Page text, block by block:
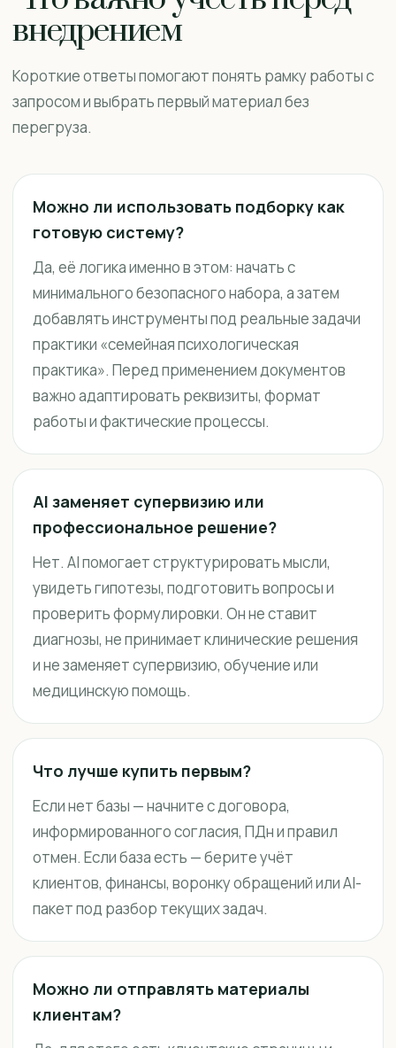
внедрением
Короткие ответы помогают понять рамку работы с
запросом и выбрать первый материал без
перегруза.
Можно ли использовать подборку как
готовую систему?
Да, её логика именно в этом: начать с
минимального безопасного набора, а затем
добавлять инструменты под реальные задачи
практики «семейная психологическая
практика». Перед применением документов
важно адаптировать реквизиты, формат
работы и фактические процессы.
AI заменяет супервизию или
профессиональное решение?
Нет. AI помогает структурировать мысли,
увидеть гипотезы, подготовить вопросы и
проверить формулировки. Он не ставит
диагнозы, не принимает клинические решения
и не заменяет супервизию, обучение или
медицинскую помощь.
Что лучше купить первым?
Если нет базы — начните с договора,
информированного согласия, ПДн и правил
отмен. Если база есть — берите учёт
клиентов, финансы, воронку обращений или AI-
пакет под разбор текущих задач.
Можно ли отправлять материалы
клиентам?